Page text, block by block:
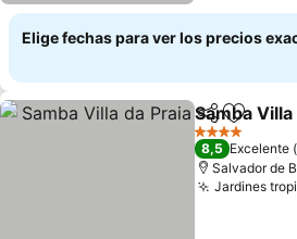
Elige fechas para ver los precios
Compartir
Samba Villa
4 Estrellas
8,5 Excelente
Salvador de
Jardines